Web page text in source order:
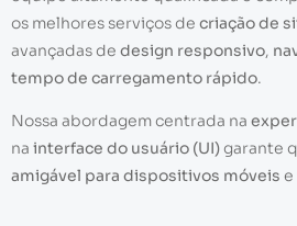
os melhores serviços de criação de
avançadas de design responsivo,
tempo de carregamento rápido.
Nossa abordagem centrada na
na interface do usuário (UI)garante
amigável para dispositivos móveis e